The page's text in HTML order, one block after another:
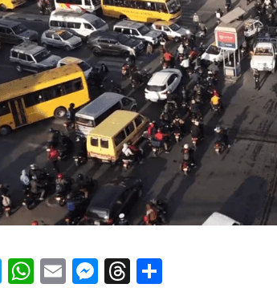
Twitter
WhatsApp
EmailMessenger
Threads